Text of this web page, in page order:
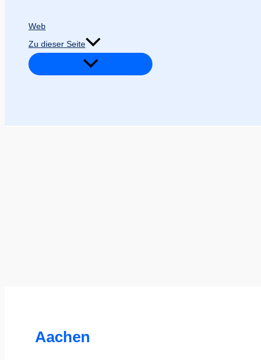
Web
Zu dieser Seite
Aachen